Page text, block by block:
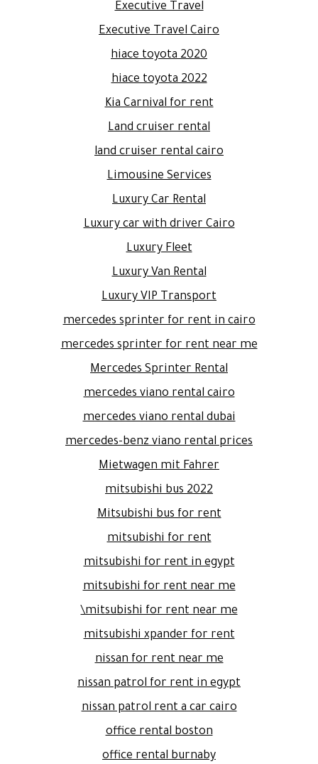
Executive Travel
Executive Travel Cairo
hiace toyota 2020
hiace toyota 2022
Kia Carnival for rent
Land cruiser rental
land cruiser rental cairo
Limousine Services
Luxury Car Rental
Luxury car with driver Cairo
Luxury Fleet
Luxury Van Rental
Luxury VIP Transport
mercedes sprinter for rent in cairo
mercedes sprinter for rent near me
Mercedes Sprinter Rental
mercedes viano rental cairo
mercedes viano rental dubai
mercedes-benz viano rental prices
Mietwagen mit Fahrer
mitsubishi bus 2022
Mitsubishi bus for rent
mitsubishi for rent
mitsubishi for rent in egypt
mitsubishi for rent near me
mitsubishi for rent near me\
mitsubishi xpander for rent
nissan for rent near me
nissan patrol for rent in egypt
nissan patrol rent a car cairo
office rental boston
office rental burnaby